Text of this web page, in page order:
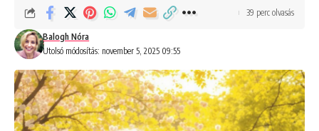
Utolsó módosítás: november 5, 2025 09:55
Balogh Nóra
39 perc olvasás